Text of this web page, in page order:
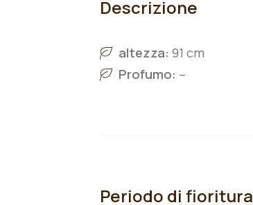
Descrizione
altezza: 91 cm
Profumo: –
Periodo di fioritura